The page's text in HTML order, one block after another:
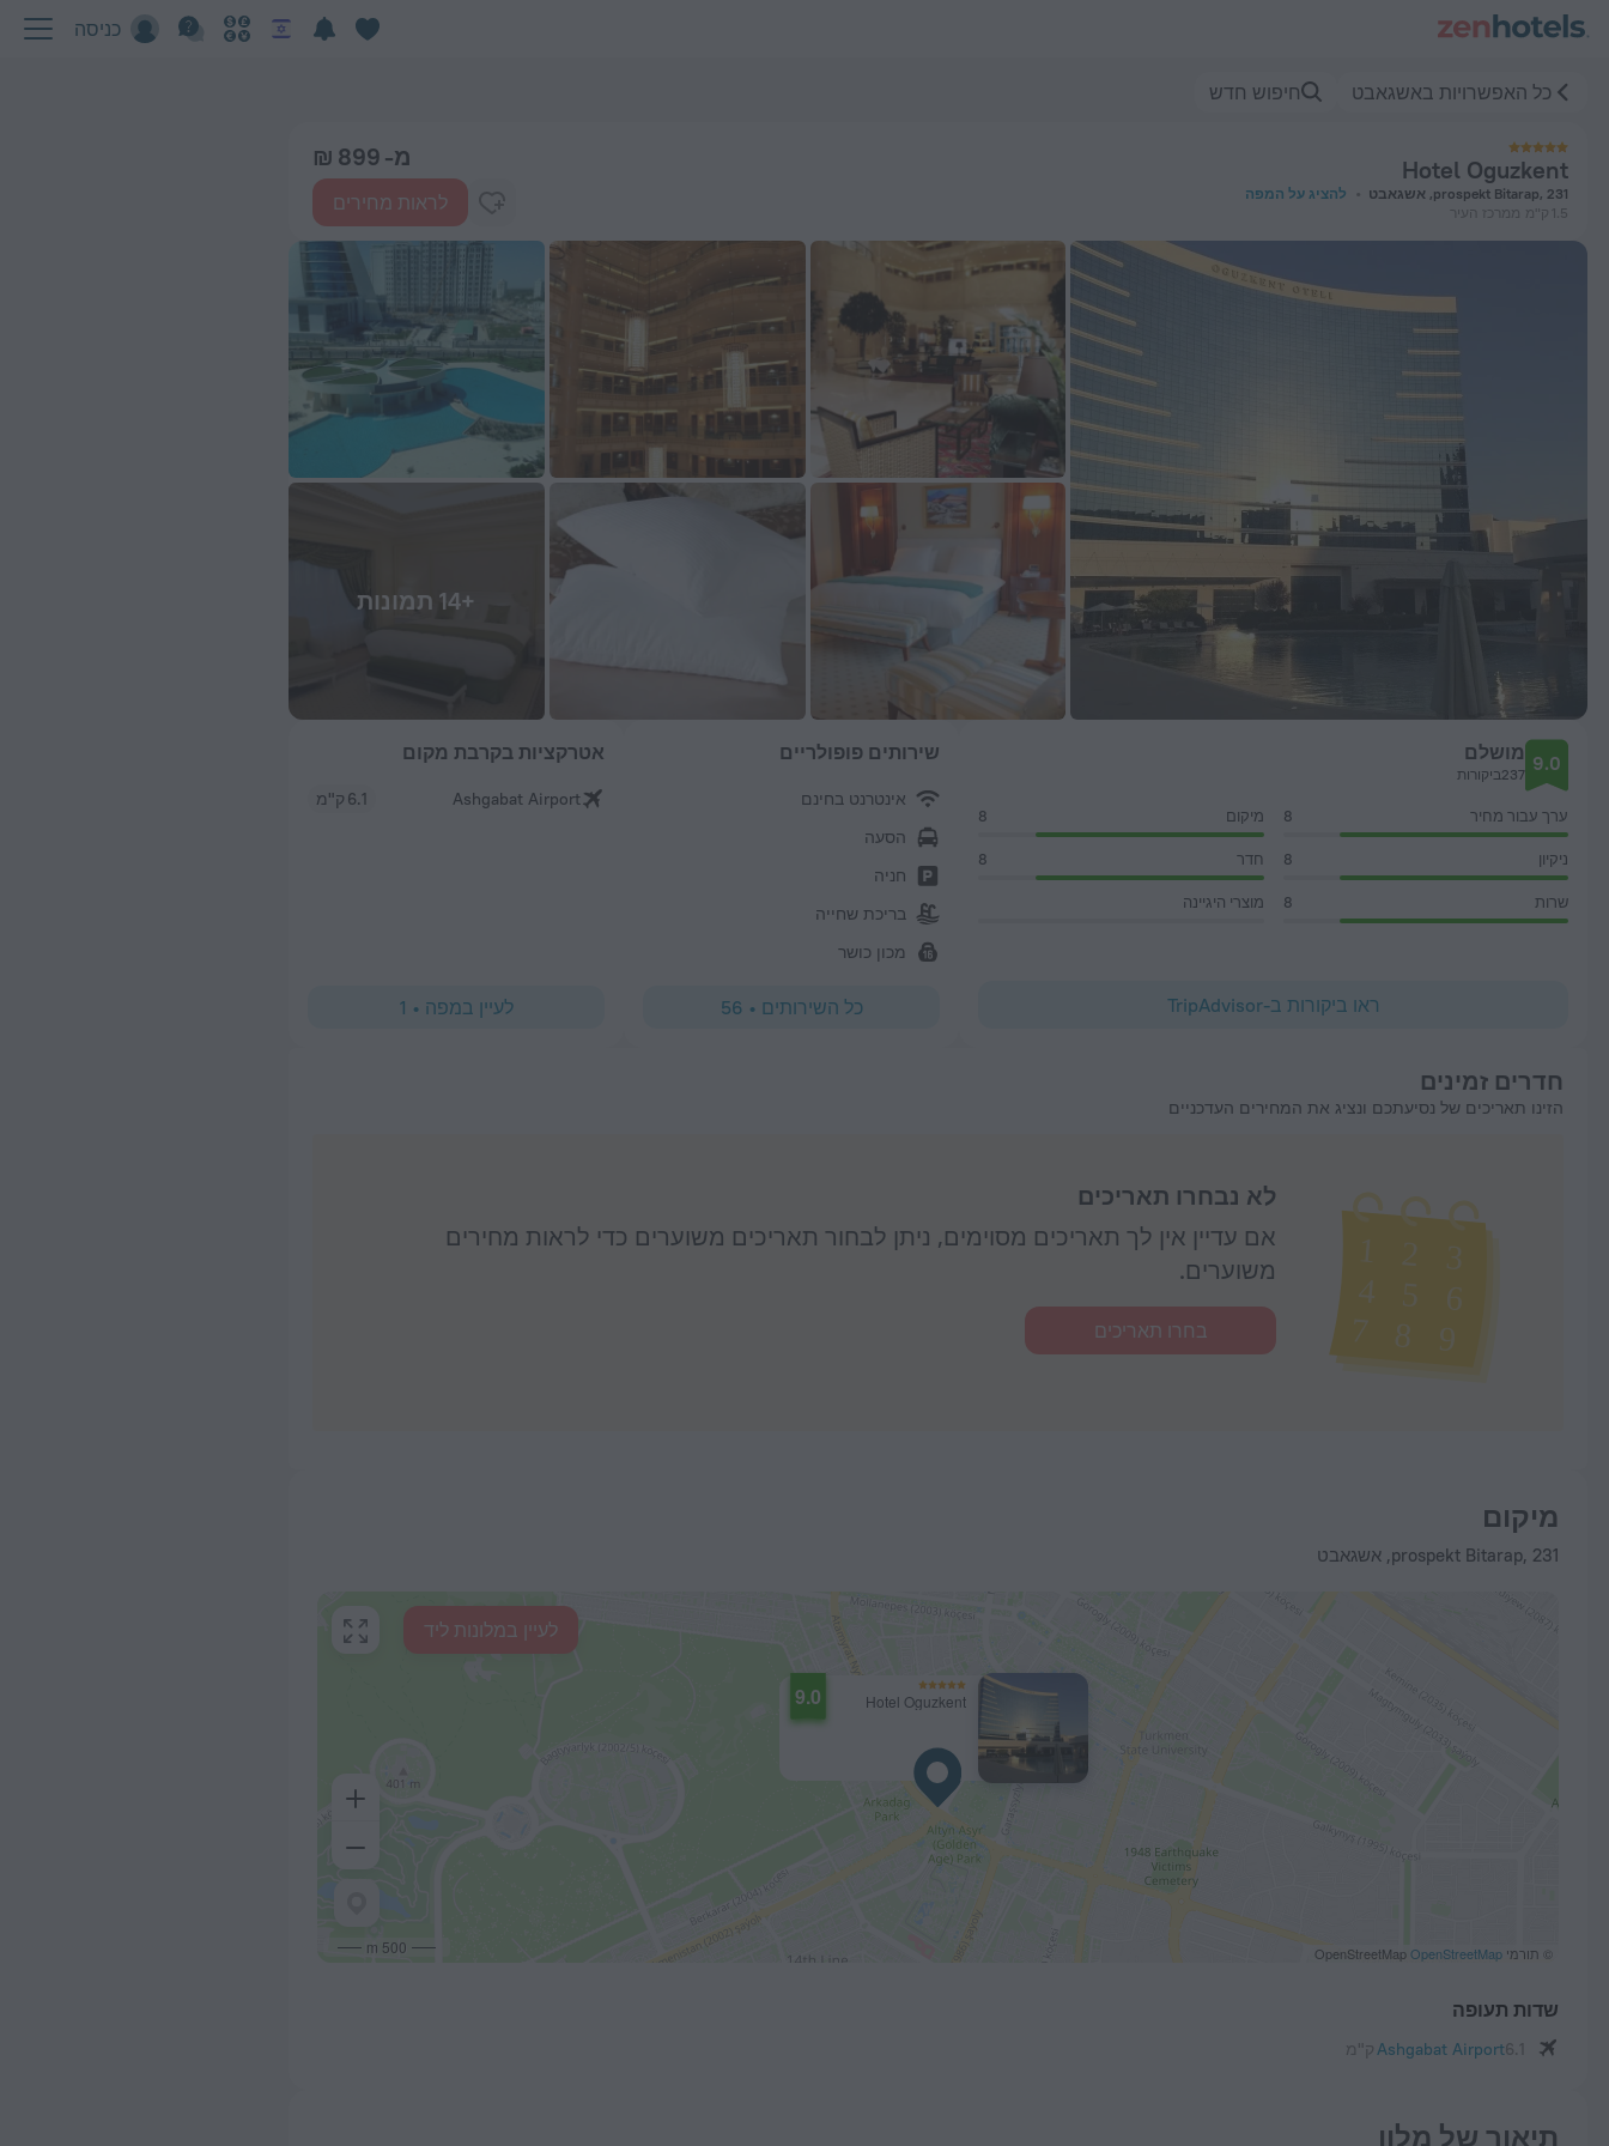
כניסה
כל האפשרויות באשגאבט חיפוש חדש
Hotel Oguzkent
prospekt Bitarap, 231, אשגאבט
להציג על המפה
1.5 ק"מ
ממרכז העיר
מ- 899 ₪
לראות מחירים
+14 תמונות
9.0 מושלם
237ביקורות
ערך עבור מחיר 8 מיקום 8
ניקיון 8 חדר 8
שרות 8 מוצרי היגיינה
ראו ביקורות ב-TripAdvisor
שירותים פופולריים
אינטרנט בחינם
הסעה
חניה
בריכת שחייה
מכון כושר
כל השירותים •
56
אטרקציות בקרבת מקום
Ashgabat Airport 6.1 ק"מ
לעיין במפה •
1
חדרים זמינים
הזינו תאריכים של נסיעתכם ונציג את המחירים העדכניים
לא נבחרו תאריכים
אם עדיין אין לך תאריכים מסוימים, ניתן לבחור תאריכים משוערים כדי לראות מחירים
משוערים.
בחרו תאריכים
מיקום
prospekt Bitarap, 231, אשגאבט
Hotel Oguzkent
9.0
500 m © תורמי OpenStreetMap OpenStreetMap
לעיין במלונות ליד
שדות תעופה
Ashgabat Airport6.1 ק"מ
תיאור של מלון
Hotel Oguzkent באשגאבט — הזמינו עכשיו ב-ZenHotels.com